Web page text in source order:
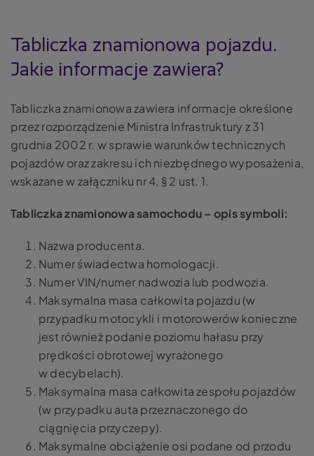
Tabliczka znamionowa pojazdu.
Jakie informacje zawiera?
Tabliczka znamionowa zawiera informacje określone
przez rozporządzenie Ministra Infrastruktury z 31
grudnia 2002 r. w sprawie warunków technicznych
pojazdów oraz zakresu ich niezbędnego wyposażenia,
wskazane w załączniku nr 4, § 2 ust. 1.
Tabliczka znamionowa samochodu – opis symboli:
Nazwa producenta.
Numer świadectwa homologacji.
Numer VIN/numer nadwozia lub podwozia.
Maksymalna masa całkowita pojazdu (w
przypadku motocykli i motorowerów konieczne
jest również podanie poziomu hałasu przy
prędkości obrotowej wyrażonego
w decybelach).
Maksymalna masa całkowita zespołu pojazdów
(w przypadku auta przeznaczonego do
ciągnięcia przyczepy).
Maksymalne obciążenie osi podane od przodu